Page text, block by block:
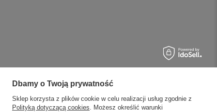
Dbamy o Twoją prywatność
Sklep korzysta z plików cookie w celu realizacji usług zgodnie z
Polityką dotyczącą cookies. Możesz określić warunki